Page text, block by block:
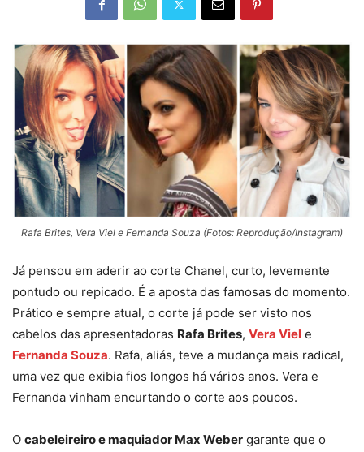
Rafa Brites, Vera Viel e Fernanda Souza (Fotos: Reprodução/Instagram)
Já pensou em aderir ao corte Chanel, curto, levemente
pontudo ou repicado. É a aposta das famosas do momento.
Prático e sempre atual, o corte já pode ser visto nos
cabelos das apresentadoras Rafa Brites, Vera Viel e
Fernanda Souza. Rafa, aliás, teve a mudança mais radical,
uma vez que exibia fios longos há vários anos. Vera e
Fernanda vinham encurtando o corte aos poucos.
O cabeleireiro e maquiador Max Weber garante que o